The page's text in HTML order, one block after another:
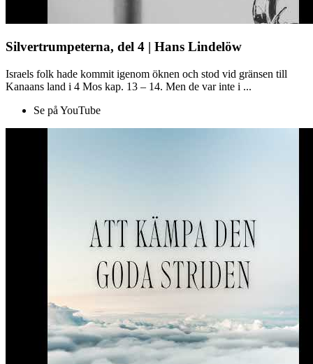
Silvertrumpeterna, del 4 | Hans Lindelöw
Israels folk hade kommit igenom öknen och stod vid gränsen till
Kanaans land i 4 Mos kap. 13 – 14. Men de var inte i ...
Se på YouTube